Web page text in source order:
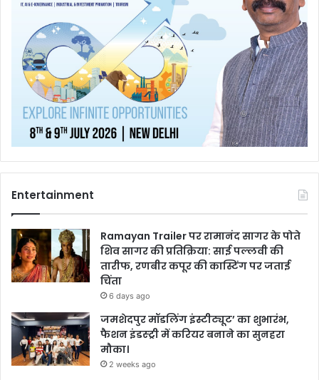
Entertainment
Ramayan Trailer पर रामानंद सागर के पोते
शिव सागर की प्रतिक्रिया: साई पल्लवी की
तारीफ, रणबीर कपूर की कास्टिंग पर जताई
चिंता
6 days ago
जमशेदपुर मॉडलिंग इंस्टीट्यूट’ का शुभारंभ,
फैशन इंडस्ट्री में करियर बनाने का सुनहरा
मौका।
2 weeks ago